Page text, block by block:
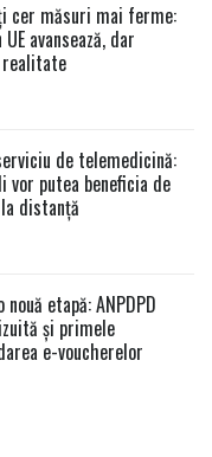
cer măsuri mai ferme:
avansează, dar
realitate
de telemedicină:
vor putea beneficia de
distanță
etapă: ANPDPD
și primele
e-voucherelor